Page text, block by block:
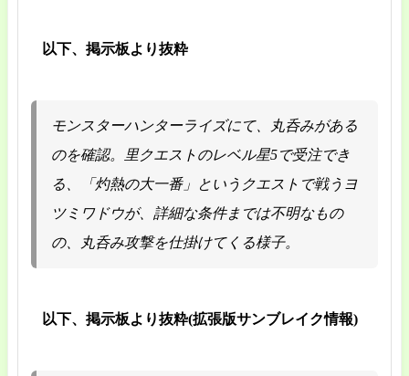
以下、掲示板より抜粋
モンスターハンターライズにて、丸呑みがある
のを確認。里クエストのレベル星5で受注でき
る、「灼熱の大一番」というクエストで戦うヨ
ツミワドウが、詳細な条件までは不明なもの
の、丸呑み攻撃を仕掛けてくる様子。
以下、掲示板より抜粋(拡張版サンブレイク情報)